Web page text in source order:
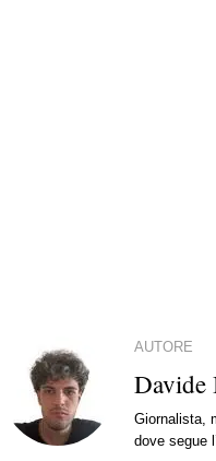
AUTORE
Davide
Giornalista,
dove segue